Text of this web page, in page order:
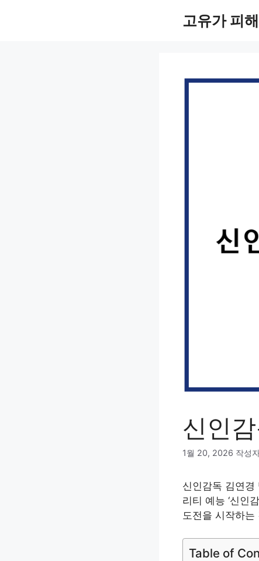
고유가 피
신인
1월 20, 2026 작성
신인감독 김연경
리티 예능 ‘신인
도전을 시작하는
Table of